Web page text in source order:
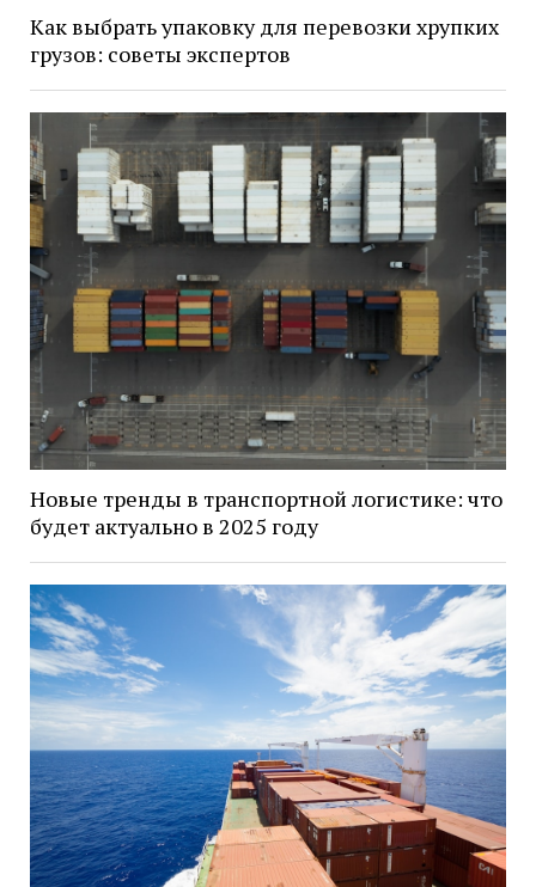
Как выбрать упаковку для перевозки хрупких
грузов: советы экспертов
Новые тренды в транспортной логистике: что
будет актуально в 2025 году